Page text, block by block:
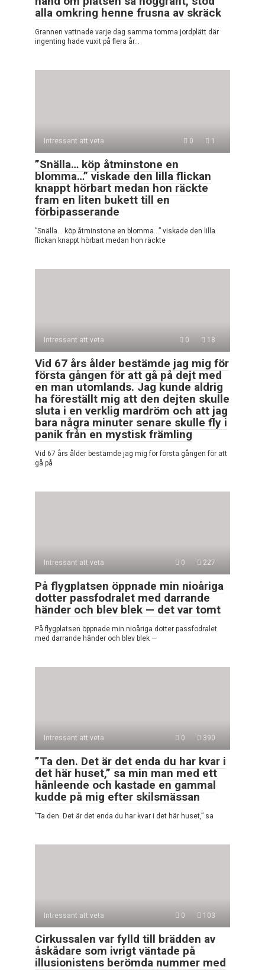
alla omkring henne frusna av skräck
Grannen vattnade varje dag samma tomma jordplätt där
ingenting hade vuxit på flera år…
Intressant att veta 0 1
”Snälla… köp åtminstone en
blomma…” viskade den lilla flickan
knappt hörbart medan hon räckte
fram en liten bukett till en
förbipasserande
”Snälla… köp åtminstone en blomma…” viskade den lilla
flickan knappt hörbart medan hon räckte
Intressant att veta 0 18
Vid 67 års ålder bestämde jag mig för
första gången för att gå på dejt med
en man utomlands. Jag kunde aldrig
ha föreställt mig att den dejten skulle
sluta i en verklig mardröm och att jag
bara några minuter senare skulle fly i
panik från en mystisk främling
Vid 67 års ålder bestämde jag mig för första gången för att
gå på
Intressant att veta 0 227
På flygplatsen öppnade min nioåriga
dotter passfodralet med darrande
händer och blev blek — det var tomt
På flygplatsen öppnade min nioåriga dotter passfodralet
med darrande händer och blev blek —
Intressant att veta 0 390
”Ta den. Det är det enda du har kvar i
det här huset,” sa min man med ett
hånleende och kastade en gammal
kudde på mig efter skilsmässan
”Ta den. Det är det enda du har kvar i det här huset,” sa
Intressant att veta 0 103
Cirkussalen var fylld till brädden av
åskådare som ivrigt väntade på
illusionistens berömda nummer med